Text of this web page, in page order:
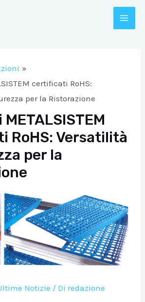
certificati RoHS:
per la Ristorazione
RoHS: Versatilità
per la
Notizie / Di redazione